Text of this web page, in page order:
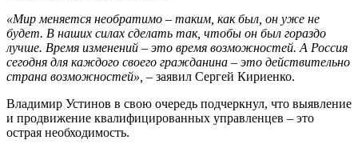
«Мир меняется необратимо – таким, как был, он уже не
будет. В наших силах сделать так, чтобы он был гораздо
лучше. Время изменений – это время возможностей. А Россия
сегодня для каждого своего гражданина – это действительно
страна возможностей», – заявил Сергей Кириенко.
Владимир Устинов в свою очередь подчеркнул, что выявление
и продвижение квалифицированных управленцев – это
острая необходимость.